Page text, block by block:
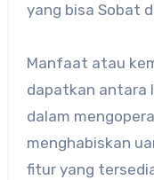
yang bisa Sobat
Manfaat atau
dapatkan antara
dalam
menghabiskan
fitur yang